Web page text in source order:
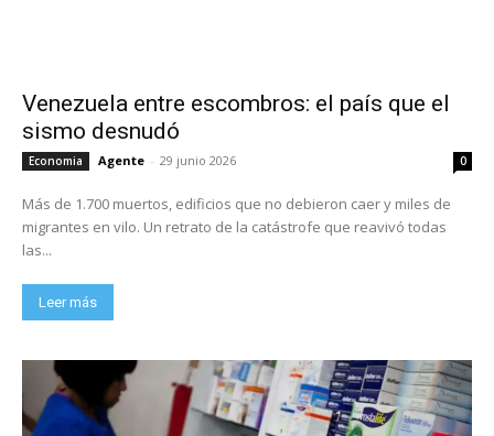
Venezuela entre escombros: el país que el
sismo desnudó
Economia Agente - 29 junio 2026 0
Más de 1.700 muertos, edificios que no debieron caer y miles de
migrantes en vilo. Un retrato de la catástrofe que reavivó todas
las...
Leer más